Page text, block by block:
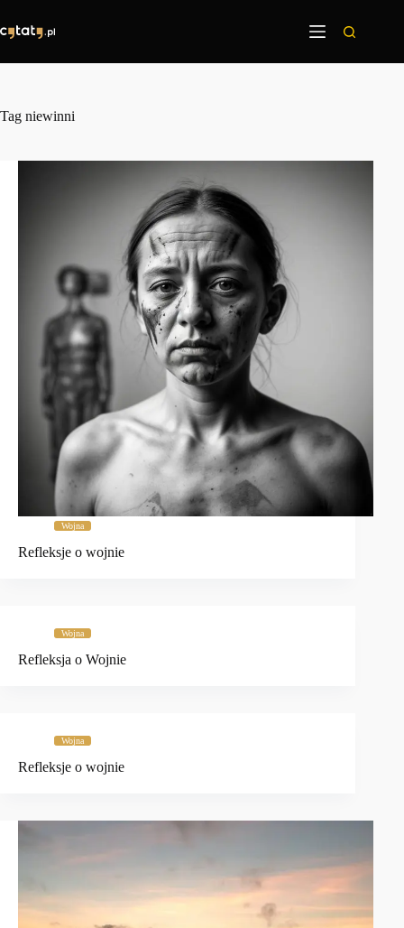
treści
Tag niewinni
Wojna
Refleksje o wojnie
Wojna
Refleksja o Wojnie
Wojna
Refleksje o wojnie